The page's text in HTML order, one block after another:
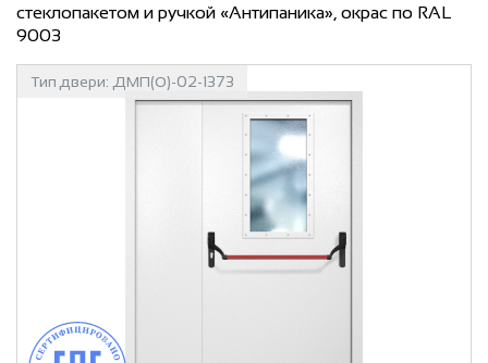
стеклопакетом и ручкой «Антипаника», окрас по RAL
9003
Тип двери: ДМП(О)-02-1373